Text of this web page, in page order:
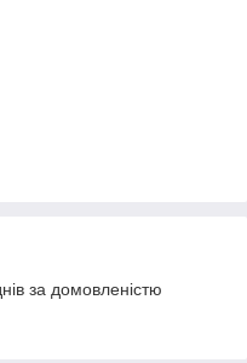
за домовленістю